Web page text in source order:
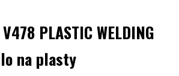
PLASTIC WELDING
na plasty